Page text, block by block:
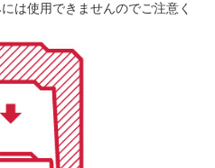
は使用できませんのでご注意く